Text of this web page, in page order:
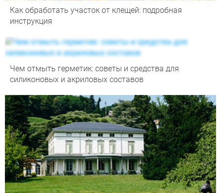
Как обработать участок от клещей: подробная
инструкция
Чем отмыть герметик: советы и средства для
силиконовых и акриловых составов